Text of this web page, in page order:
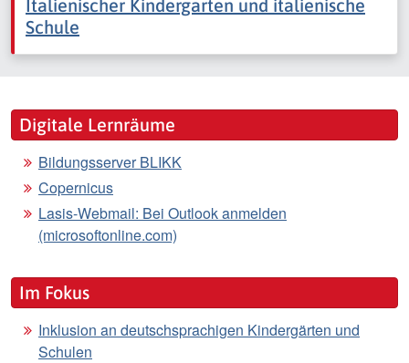
Italienischer Kindergarten und italienische
Schule
Digitale Lernräume
Bildungsserver BLIKK
Copernicus
Lasis-Webmail: Bei Outlook anmelden
(microsoftonline.com)
Im Fokus
Inklusion an deutschsprachigen Kindergärten und
Schulen